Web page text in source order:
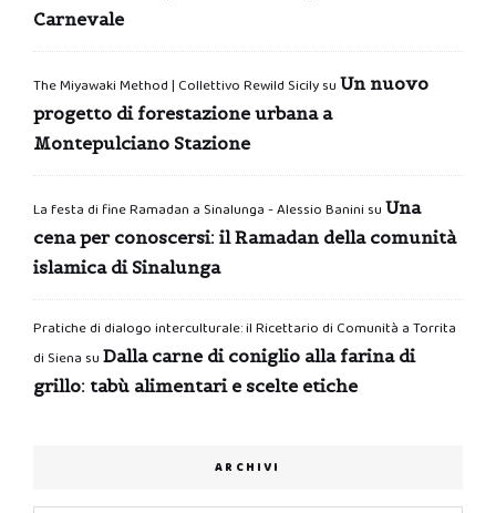
Carnevale
The Miyawaki Method | Collettivo Rewild Sicilysu Un nuovo
progetto di forestazione urbana a
Montepulciano Stazione
La festa di fine Ramadan a Sinalunga - Alessio Banini su Una
cena per conoscersi: il Ramadan della comunità
islamica di Sinalunga
Pratiche di dialogo interculturale: il Ricettario di Comunità a Torrita
di Siena su Dalla carne di coniglio alla farina di
grillo: tabù alimentari e scelte etiche
ARCHIVI